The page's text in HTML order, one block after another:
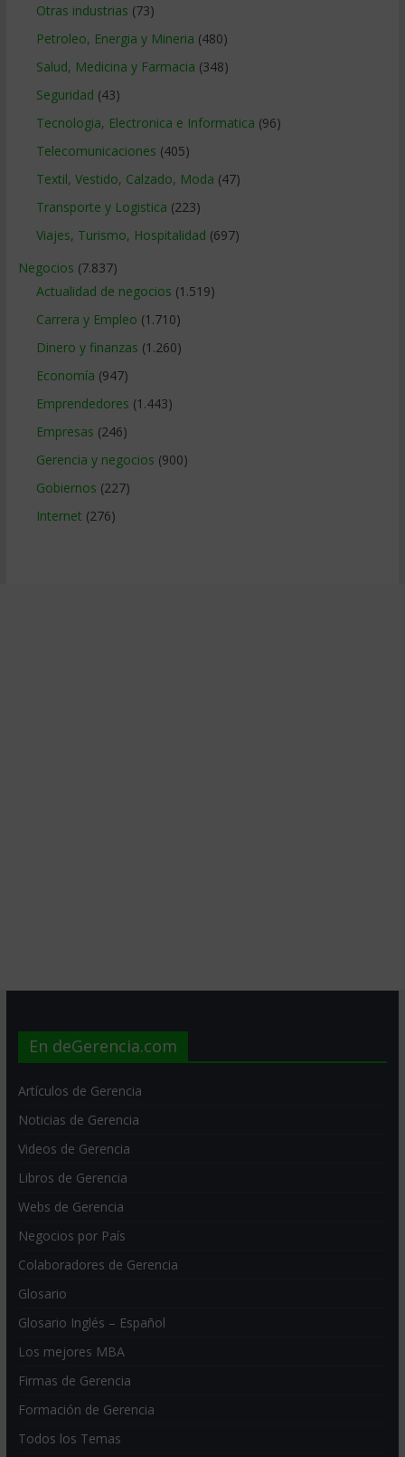
Otras industrias (73)
Petroleo, Energia y Mineria (480)
Salud, Medicina y Farmacia (348)
Seguridad (43)
Tecnologia, Electronica e Informatica (96)
Telecomunicaciones (405)
Textil, Vestido, Calzado, Moda (47)
Transporte y Logistica (223)
Viajes, Turismo, Hospitalidad (697)
Negocios (7.837)
Actualidad de negocios (1.519)
Carrera y Empleo (1.710)
Dinero y finanzas (1.260)
Economía (947)
Emprendedores (1.443)
Empresas (246)
Gerencia y negocios (900)
Gobiernos (227)
Internet (276)
En deGerencia.com
Artículos de Gerencia
Noticias de Gerencia
Videos de Gerencia
Libros de Gerencia
Webs de Gerencia
Negocios por País
Colaboradores de Gerencia
Glosario
Glosario Inglés – Español
Los mejores MBA
Firmas de Gerencia
Formación de Gerencia
Todos los Temas